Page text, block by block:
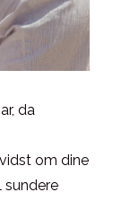
da
om dine
sundere